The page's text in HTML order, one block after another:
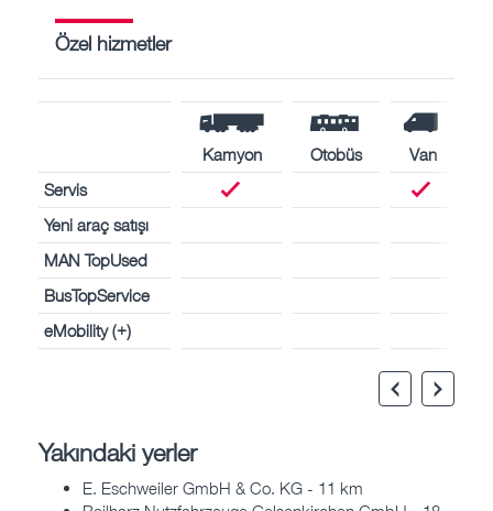
Özel hizmetler
Kamyon Otobüs
Van
Servis
Yeni araç satışı
MAN TopUsed
BusTopService
eMobility (+)
Yakındaki yerler
E. Eschweiler GmbH & Co. KG - 11 km